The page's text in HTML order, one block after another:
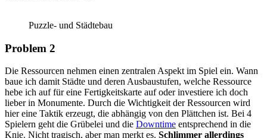
Puzzle- und Städtebau
Problem 2
Die Ressourcen nehmen einen zentralen Aspekt im Spiel ein. Wann
baue ich damit Städte und deren Ausbaustufen, welche Ressource
hebe ich auf für eine Fertigkeitskarte auf oder investiere ich doch
lieber in Monumente. Durch die Wichtigkeit der Ressourcen wird
hier eine Taktik erzeugt, die abhängig von den Plättchen ist. Bei 4
Spielern geht die Grübelei und die Downtime entsprechend in die
Knie. Nicht tragisch, aber man merkt es. Schlimmer allerdings